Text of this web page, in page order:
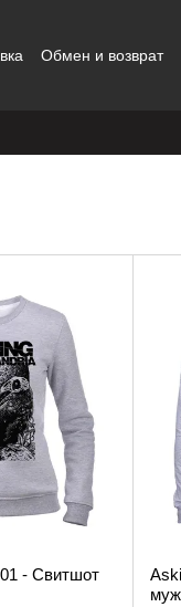
Обмен и возврат
- Свитшот